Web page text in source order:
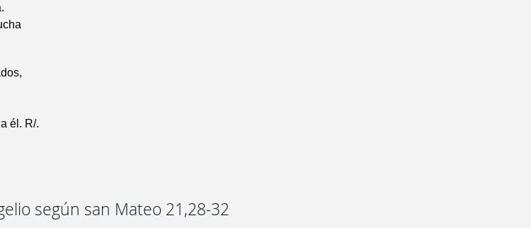
él. R/.
según san Mateo 21,28-32